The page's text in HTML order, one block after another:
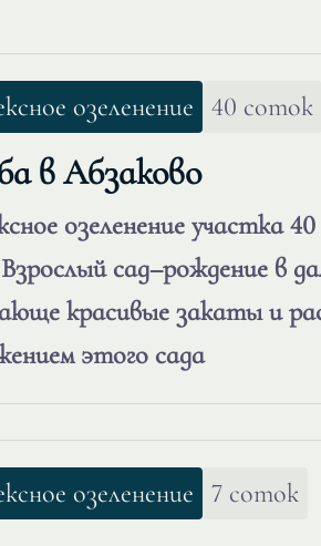
озеленение 40 соток
в Абзаково
озеленение участка
сад–рождение в
красивые закаты и
этого сада
озеленение 7 соток